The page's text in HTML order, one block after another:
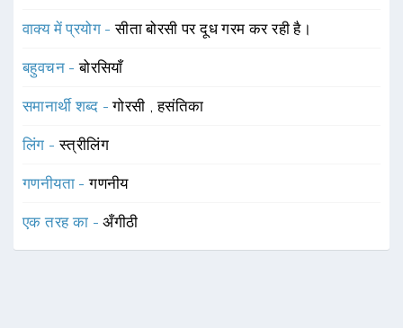
वाक्य में प्रयोग -सीता बोरसी पर दूध गरम कर रही है।
बहुवचन -बोरसियाँ
समानार्थी शब्द -गोरसी ,हसंतिका
लिंग -स्त्रीलिंग
गणनीयता -गणनीय
एक तरह का -अँगीठी